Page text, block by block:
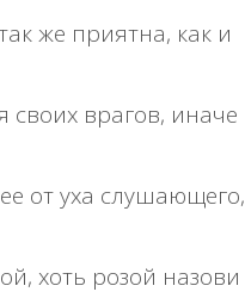
же приятна, как и
своих врагов, иначе
от уха слушающего,
хоть розой назови